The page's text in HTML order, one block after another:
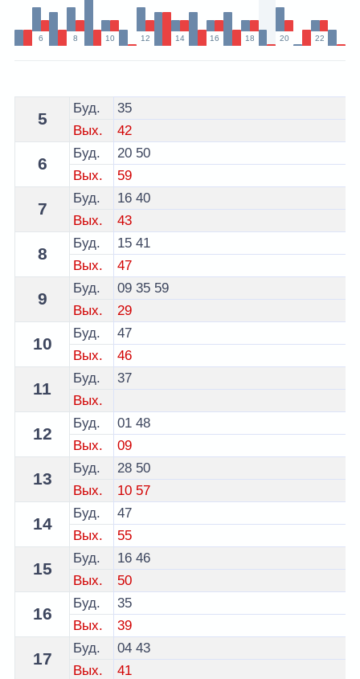
6 8 10 12 14 16 18 20 22
Расписание 14 автобуса Гродно - остановка
5
Буд.
35
Вых.
42
6
Буд. 20 50
Вых.
59
7
Буд. 16 40
Вых.
43
8
Буд. 15 41
Вых.
47
9
Буд. 09 35 59
Вых.
29
10
Буд.
47
Вых.
46
11
Буд.
37
Вых.
12
Буд. 01 48
Вых.
09
13
Буд. 28 50
Вых.
10 57
14
Буд.
47
Вых.
55
15
Буд. 16 46
Вых.
50
16
Буд.
35
Вых.
39
17
Буд. 04 43
Вых.
41